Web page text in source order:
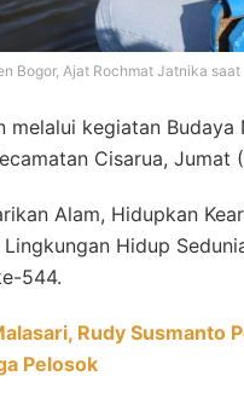
Bogor, Ajat Rochmat Jatnika
melalui kegiatan
Cisarua, Jumat
Alam, Hidupkan
Hidup
544.
Rudy Susmanto
Pelosok